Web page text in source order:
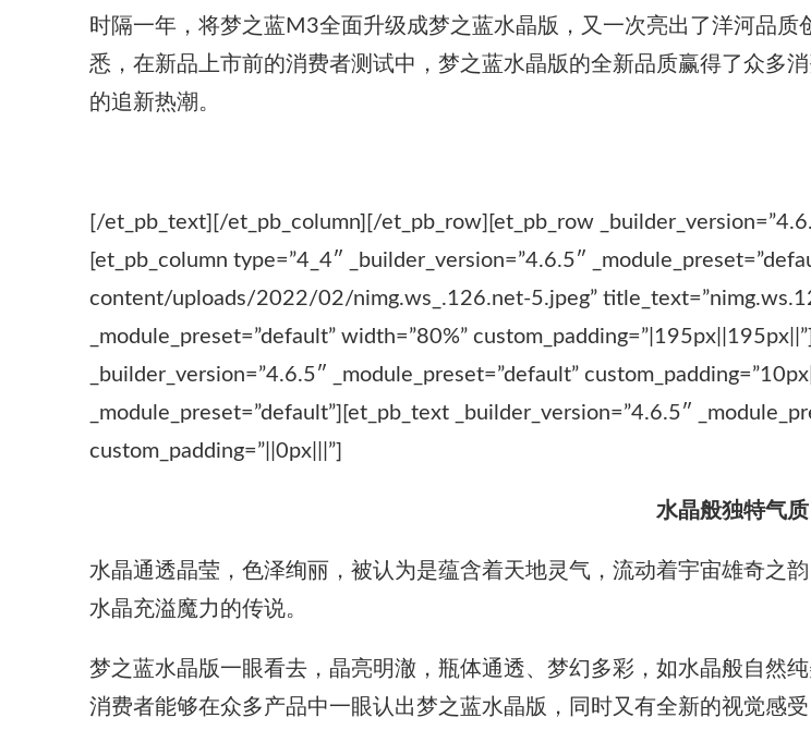
时隔一年，将梦之蓝M3全面升级成梦之蓝水晶版，又一次亮出了洋河品
悉，在新品上市前的消费者测试中，梦之蓝水晶版的全新品质赢得了众多
的追新热潮。
[/et_pb_text][/et_pb_column][/et_pb_row][et_pb_row
[et_pb_column type=”4_4″ _builder_version=”4.6.5″
content/uploads/2022/02/nimg.ws_.126.net-5.jpeg”
_module_preset=”default” width=”80%”
_builder_version=”4.6.5″ _module_preset=”default”
_module_preset=”default”][et_pb_text _builder_version=”4.6.5″
custom_padding=”||0px|||”]
水晶般独特气质
水晶通透晶莹，色泽绚丽，被认为是蕴含着天地灵气，流动着宇宙雄奇之
水晶充溢魔力的传说。
梦之蓝水晶版一眼看去，晶亮明澈，瓶体通透、梦幻多彩，如水晶般自然
消费者能够在众多产品中一眼认出梦之蓝水晶版，同时又有全新的视觉感受